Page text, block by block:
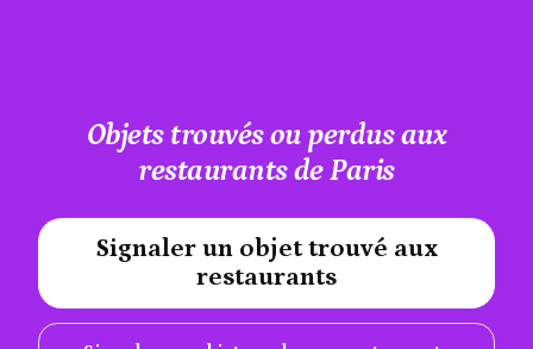
Objets trouvés ou perdus aux
restaurants de Paris
Signaler un objet trouvé aux
restaurants
#A12AEB